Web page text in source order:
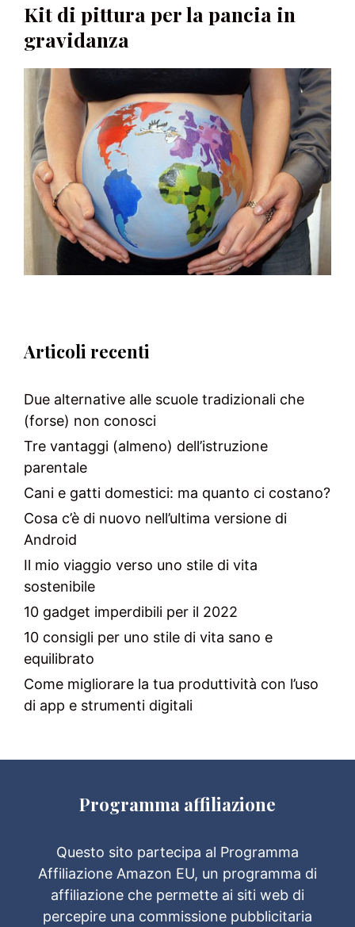
Kit di pittura per la pancia in
gravidanza
Articoli recenti
Due alternative alle scuole tradizionali che
(forse) non conosci
Tre vantaggi (almeno) dell’istruzione
parentale
Cani e gatti domestici: ma quanto ci costano?
Cosa c’è di nuovo nell’ultima versione di
Android
Il mio viaggio verso uno stile di vita
sostenibile
10 gadget imperdibili per il 2022
10 consigli per uno stile di vita sano e
equilibrato
Come migliorare la tua produttività con l’uso
di app e strumenti digitali
Programma affiliazione
Questo sito partecipa al Programma
Affiliazione Amazon EU, un programma di
affiliazione che permette ai siti web di
percepire una commissione pubblicitaria